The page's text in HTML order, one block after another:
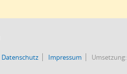
Datenschutz Impressum Umsetzung: